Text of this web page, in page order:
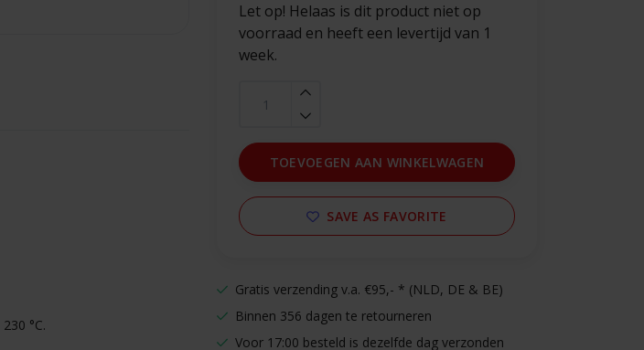
Let op! Helaas is dit product niet op
voorraad en heeft een levertijd van 1
week.
TOEVOEGEN AAN WINKELWAGEN
SAVE AS FAVORITE
Gratis verzending v.a. €95,- * (NLD, DE & BE)
Binnen 356 dagen te retourneren
Voor 17:00 besteld is dezelfde dag verzonden
°C.